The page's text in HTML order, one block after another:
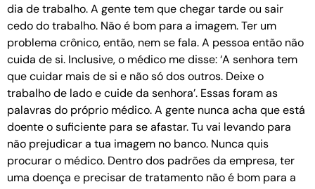
dia de trabalho. A gente tem que chegar tarde ou sair
cedo do trabalho. Não é bom para a imagem. Ter um
problema crônico, então, nem se fala. A pessoa então não
cuida de si. Inclusive, o médico me disse: ‘A senhora tem
que cuidar mais de si e não só dos outros. Deixe o
trabalho de lado e cuide da senhora’. Essas foram as
palavras do próprio médico. A gente nunca acha que está
doente o suficiente para se afastar. Tu vai levando para
não prejudicar a tua imagem no banco. Nunca quis
procurar o médico. Dentro dos padrões da empresa, ter
uma doença e precisar de tratamento não é bom para a